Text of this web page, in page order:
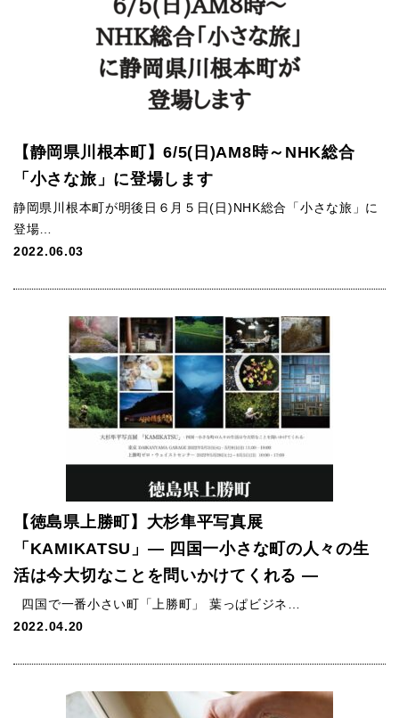
【静岡県川根本町】6/5(日)AM8時～NHK総合
「小さな旅」に登場します
静岡県川根本町が明後日６月５日(日)NHK総合「小さな旅」に
登場…
2022.06.03
【徳島県上勝町】大杉隼平写真展
「KAMIKATSU」― 四国一小さな町の人々の生
活は今大切なことを問いかけてくれる ―
四国で一番小さい町「上勝町」 葉っぱビジネ…
2022.04.20